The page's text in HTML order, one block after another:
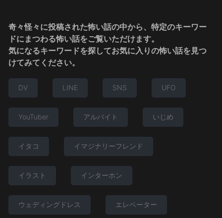
奇々怪々に投稿された怖い話の中から、特定のキーワー
ドにまつわる怖い話をご覧いただけます。
気になるキーワードを探してお気に入りの怖い話を見つ
けてみてください。
DV LINE SNS UFO
YouTuber アルバイト いじめ
イタコ イマジナリーフレンド
イラスト インターホン
ウェディングドレス エレベーター